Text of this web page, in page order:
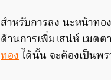
สำหรับการลง นะหน้าท
ด้านการเพิ่มเสน่ห์ เมต
ทอง ได้นั้น จะต้องเป็นพ